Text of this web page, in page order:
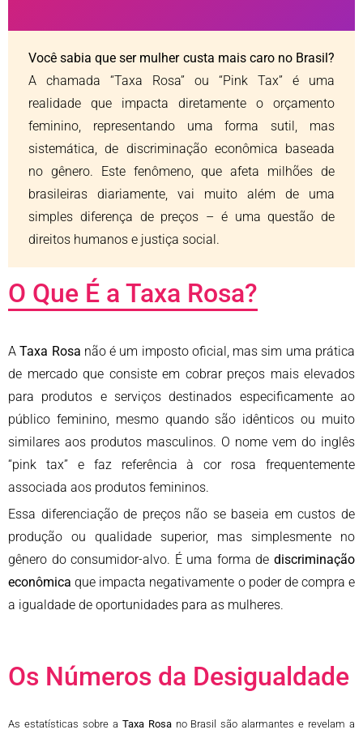
Você sabia que ser mulher custa mais caro no Brasil?
A chamada “Taxa Rosa” ou “Pink Tax” é uma
realidade que impacta diretamente o orçamento
feminino, representando uma forma sutil, mas
sistemática, de discriminação econômica baseada
no gênero. Este fenômeno, que afeta milhões de
brasileiras diariamente, vai muito além de uma
simples diferença de preços – é uma questão de
direitos humanos e justiça social.
O Que É a Taxa Rosa?
ATaxa Rosa não é um imposto oficial, mas sim uma prática
de mercado que consiste em cobrar preços mais elevados
para produtos e serviços destinados especificamente ao
público feminino, mesmo quando são idênticos ou muito
similares aos produtos masculinos. O nome vem do inglês
“pink tax” e faz referência à cor rosa frequentemente
associada aos produtos femininos.
Essa diferenciação de preços não se baseia em custos de
produção ou qualidade superior, mas simplesmente no
gênero do consumidor-alvo. É uma forma de discriminação
econômica que impacta negativamente o poder de compra e
a igualdade de oportunidades para as mulheres.
Os Números da Desigualdade
As estatísticas sobre a Taxa Rosano Brasil são alarmantes e revelam a